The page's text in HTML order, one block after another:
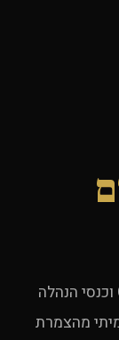
ד"ר איל הורוביץ מרצה לחברות, כנסי CEO וכנסי הנהלה
ניסיון אמיתי מהצמרת